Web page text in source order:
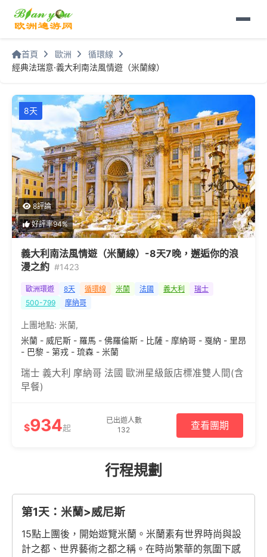
首頁 歐洲
循環線
經典法瑞意·義大利南法風情遊（米蘭線）
8天
8評論
好評率94%
義大利南法風情遊（米蘭線）-8天7晚，邂逅你的浪
漫之約 #1423
歐洲環遊 8天 循環線 米蘭 法國 義大利
瑞士
500-799
摩納哥
上團地點: 米蘭,
米蘭 - 威尼斯 - 羅馬 - 佛羅倫斯 - 比薩 - 摩納哥 - 戛納 - 里昂
- 巴黎 - 第戎 - 琉森 - 米蘭
瑞士 義大利 摩納哥 法國 歐洲星級飯店標准雙人間(含
早餐)
$934起
已出遊人數
132
查看團期
行程規劃
第1天：米蘭>威尼斯
15點上團後，開始遊覽米蘭。米蘭素有世界時尚與設
計之都、世界藝術之都之稱。在時尚繁華的氛圍下感